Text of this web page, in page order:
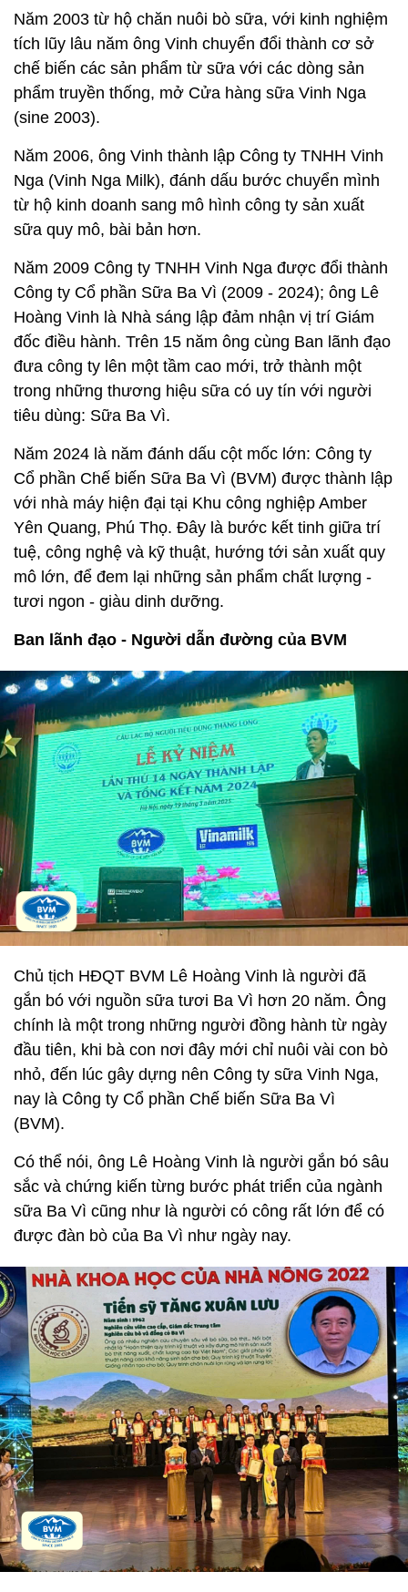
Năm 2003 từ hộ chăn nuôi bò sữa, với kinh nghiệm
tích lũy lâu năm ông Vinh chuyển đổi thành cơ sở
chế biến các sản phẩm từ sữa với các dòng sản
phẩm truyền thống, mở Cửa hàng sữa Vinh Nga
(sine 2003).
Năm 2006, ông Vinh thành lập Công ty TNHH Vinh
Nga (Vinh Nga Milk), đánh dấu bước chuyển mình
từ hộ kinh doanh sang mô hình công ty sản xuất
sữa quy mô, bài bản hơn.
Năm 2009 Công ty TNHH Vinh Nga được đổi thành
Công ty Cổ phần Sữa Ba Vì (2009 - 2024); ông Lê
Hoàng Vinh là Nhà sáng lập đảm nhận vị trí Giám
đốc điều hành. Trên 15 năm ông cùng Ban lãnh đạo
đưa công ty lên một tầm cao mới, trở thành một
trong những thương hiệu sữa có uy tín với người
tiêu dùng: Sữa Ba Vì.
Năm 2024 là năm đánh dấu cột mốc lớn: Công ty
Cổ phần Chế biến Sữa Ba Vì (BVM) được thành lập
với nhà máy hiện đại tại Khu công nghiệp Amber
Yên Quang, Phú Thọ. Đây là bước kết tinh giữa trí
tuệ, công nghệ và kỹ thuật, hướng tới sản xuất quy
mô lớn, để đem lại những sản phẩm chất lượng -
tươi ngon - giàu dinh dưỡng.
Ban lãnh đạo - Người dẫn đường của BVM
Chủ tịch HĐQT BVM Lê Hoàng Vinh là người đã
gắn bó với nguồn sữa tươi Ba Vì hơn 20 năm. Ông
chính là một trong những người đồng hành từ ngày
đầu tiên, khi bà con nơi đây mới chỉ nuôi vài con bò
nhỏ, đến lúc gây dựng nên Công ty sữa Vinh Nga,
nay là Công ty Cổ phần Chế biến Sữa Ba Vì
(BVM).
Có thể nói, ông Lê Hoàng Vinh là người gắn bó sâu
sắc và chứng kiến từng bước phát triển của ngành
sữa Ba Vì cũng như là người có công rất lớn để có
được đàn bò của Ba Vì như ngày nay.